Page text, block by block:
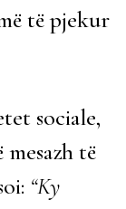
të pjekur
sociale,
të
“Ky